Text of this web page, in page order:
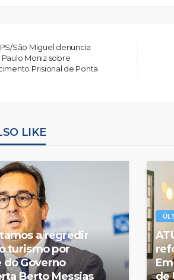
PS/São Miguel denuncia
Moniz sobre
Prisional de Ponta
LIKE
a regredir
turismo por
do Governo
Berto Messias
de